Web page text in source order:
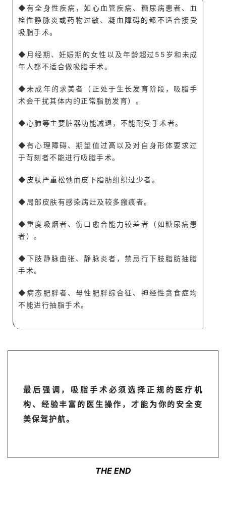
◆有全身性疾病，如心血管疾病、糖尿病患者、血
栓性静脉炎或药物过敏、凝血障碍的都不适合接受
吸脂手术。
◆月经期、妊娠期的女性以及年龄超过55岁和未成
年人都不适合做吸脂手术。
◆未成年的求美者（正处于生长发育阶段，吸脂手
术会干扰其体内的正常脂肪发育）。
◆心肺等主要脏器功能减退，不能耐受手术者。
◆有心理障碍、期望值过高以及对自身形体要求过
于苛刻者不能进行吸脂手术。
◆皮肤严重松弛而皮下脂肪组织过少者。
◆局部皮肤有感染病灶及较多瘢痕者。
◆重度吸烟者、伤口愈合能力较差者（如糖尿病患
者）。
◆下肢静脉曲张、静脉炎者，禁忌行下肢脂肪抽脂
手术。
◆病态肥胖者、母性肥胖综合征、神经性贪食症均
不能进行抽脂手术。
A
最后强调，吸脂手术必须选择正规的医疗机
构、经验丰富的医生操作，才能为你的安全变
美保驾护航。
THE END